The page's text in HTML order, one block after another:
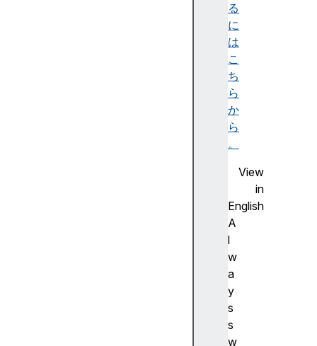
る
に
は
こ
ち
ら
か
ら
。
View
in
English
A
l
w
a
y
s
s
w